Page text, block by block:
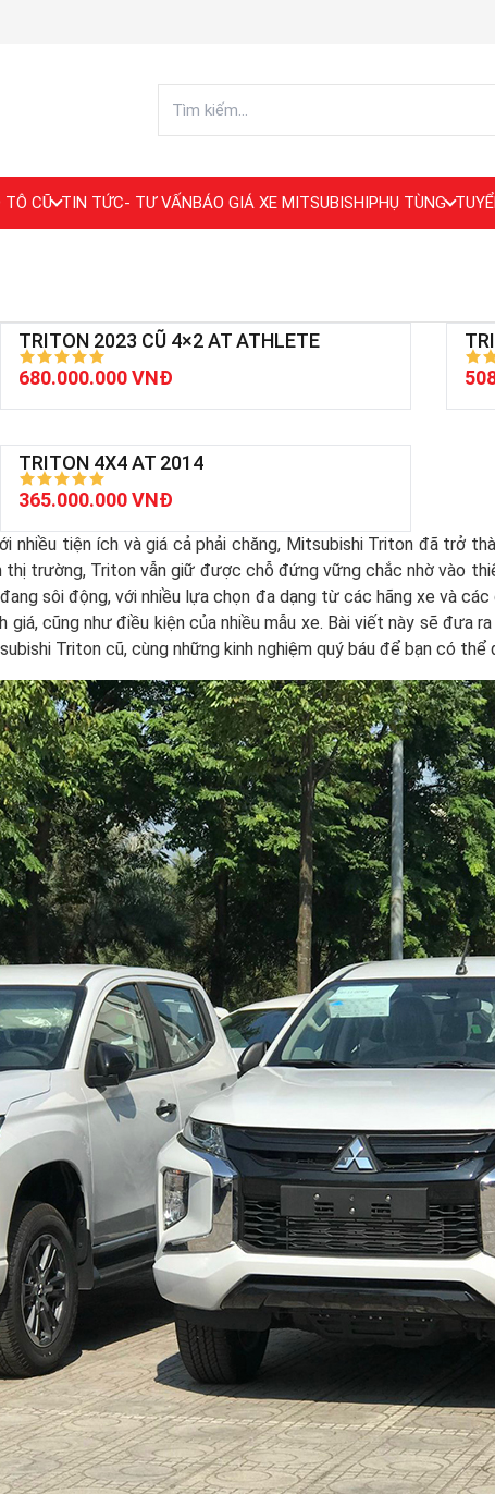
TÔ CŨ TIN TỨC- TƯ VẤNBÁO GIÁ XE MITSUBISHIPHỤ TÙNG
TRITON 2023 CŨ 4×2 AT ATHLETE
680.000.000 VNĐ
TRITON 4X4 AT 2014
365.000.000 VNĐ
tiện ích và giá cả phải chăng, Mitsubishi Triton đã trở
trường, Triton vẫn giữ được chỗ đứng vững chắc nhờ vào
sôi động, với nhiều lựa chọn đa dạng từ các hãng xe và
cũng như điều kiện của nhiều mẫu xe. Bài viết này sẽ đưa
Triton cũ, cùng những kinh nghiệm quý báu để bạn có